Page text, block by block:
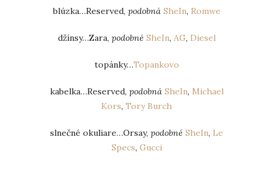
blúzka…Reserved, podobná SheIn, Romwe
džínsy…Zara, podobné SheIn, AG, Diesel
topánky…Topankovo
kabelka…Reserved, podobná SheIn, Michael
Kors, Tory Burch
slnečné okuliare…Orsay, podobné SheIn, Le
Specs, Gucci